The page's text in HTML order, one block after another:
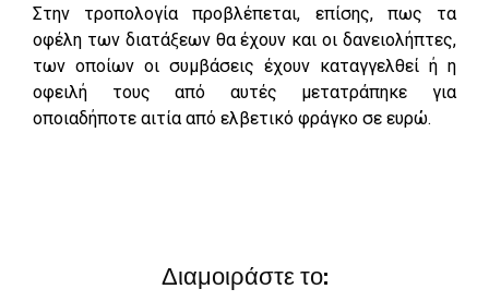
Στην τροπολογία προβλέπεται, επίσης, πως τα
οφέλη των διατάξεων θα έχουν και οι δανειολήπτες,
των οποίων οι συμβάσεις έχουν καταγγελθεί ή η
οφειλή τους από αυτές μετατράπηκε για
οποιαδήποτε αιτία από ελβετικό φράγκο σε ευρώ.
Διαμοιράστε το: